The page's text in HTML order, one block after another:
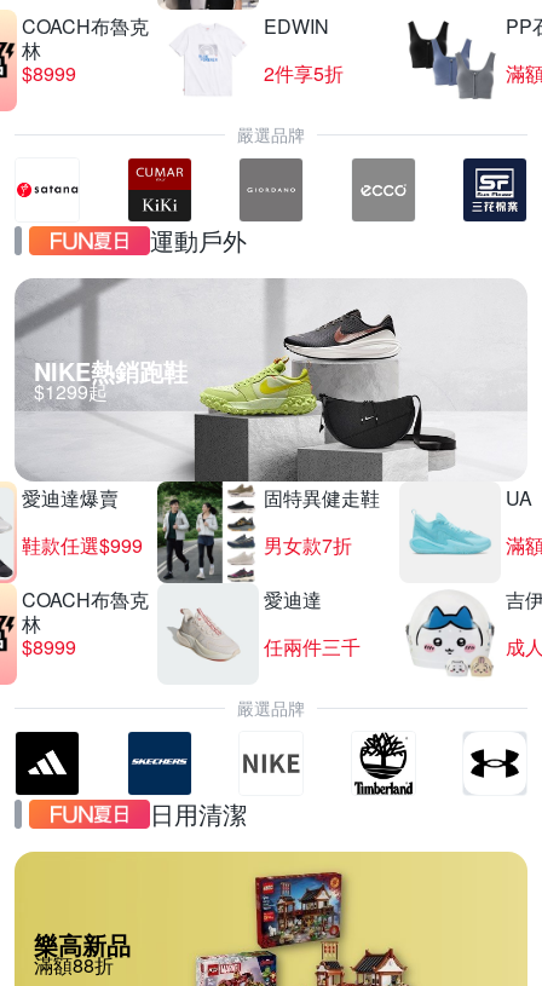
COACH布魯克
林
$8999
EDWIN
2件享5折
PP
滿
嚴選品牌
運動戶外
NIKE熱銷跑鞋
$1299起
愛迪達爆賣
鞋款任選$999
固特異健走鞋
男女款7折
UA
滿
COACH布魯克
林
$8999
愛迪達
任兩件三千
吉
嚴選品牌
日用清潔
樂高新品
滿額88折